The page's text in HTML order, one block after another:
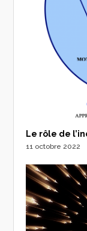
Le rôle de
11 octobre 2022